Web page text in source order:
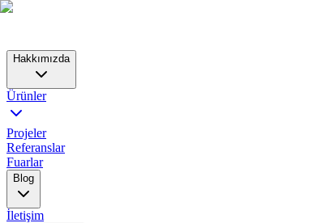
Hakkımızda
Ürünler
Projeler
Referanslar
Fuarlar
Blog
İletişim